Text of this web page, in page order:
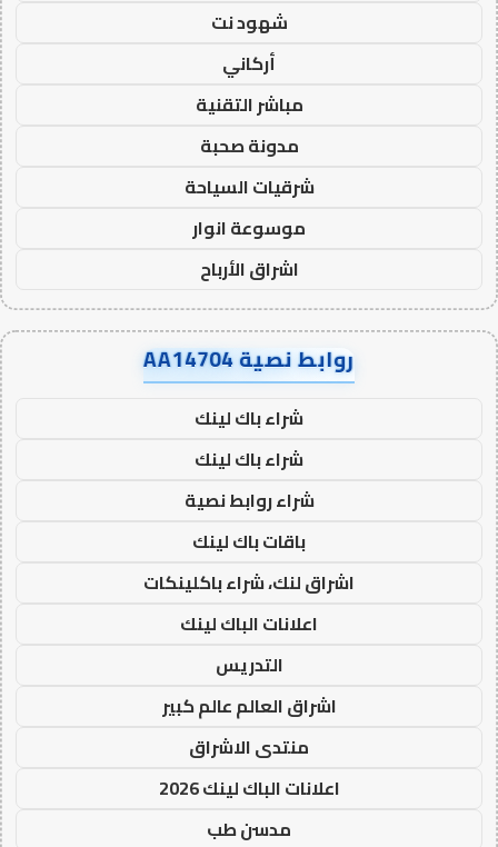
شهود نت
أركاني
مباشر التقنية
مدونة صحبة
شرقيات السياحة
موسوعة انوار
اشراق الأرباح
روابط نصية AA14704
شراء باك لينك
شراء باك لينك
شراء روابط نصية
باقات باك لينك
اشراق لنك، شراء باكلينكات
اعلانات الباك لينك
التدريس
اشراق العالم عالم كبير
منتدى الاشراق
اعلانات الباك لينك 2026
مدسن طب